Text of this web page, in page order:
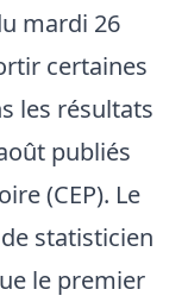
mardi 26
certaines
les résultats
publiés
(CEP). Le
statisticien
le premier